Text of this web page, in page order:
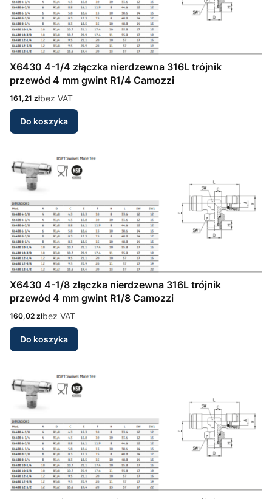
X6430 4-1/4 złączka nierdzewna 316L trójnik
przewód 4 mm gwint R1/4 Camozzi
Cena
161,21 złbez VAT
Do koszyka
X6430 4-1/8 złączka nierdzewna 316L trójnik
przewód 4 mm gwint R1/8 Camozzi
Cena
160,02 złbez VAT
Do koszyka